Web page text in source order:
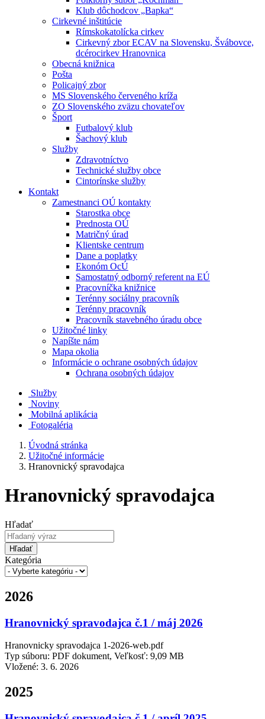
Klub dôchodcov „Bapka“
Cirkevné inštitúcie
Rímskokatolícka cirkev
Cirkevný zbor ECAV na Slovensku, Švábovce,
dcérocirkev Hranovnica
Obecná knižnica
Pošta
Policajný zbor
MS Slovenského červeného kríža
ZO Slovenského zväzu chovateľov
Šport
Futbalový klub
Šachový klub
Služby
Zdravotníctvo
Technické služby obce
Cintorínske služby
Kontakt
Zamestnanci OÚ kontakty
Starostka obce
Prednosta OÚ
Matričný úrad
Klientske centrum
Dane a poplatky
Ekonóm OcÚ
Samostatný odborný referent na EÚ
Pracovníčka knižnice
Terénny sociálny pracovník
Terénny pracovník
Pracovník stavebného úradu obce
Užitočné linky
Napíšte nám
Mapa okolia
Informácie o ochrane osobných údajov
Ochrana osobných údajov
Služby
Noviny
Mobilná aplikácia
Fotogaléria
Úvodná stránka
Užitočné informácie
Hranovnický spravodajca
Hranovnický spravodajca
Hľadať
Hľadať
Kategória
2026
Hranovnický spravodajca č.1 / máj 2026
Hranovnicky spravodajca 1-2026-web.pdf
Typ súboru: PDF dokument, Veľkosť: 9,09 MB
Vložené: 3. 6. 2026
2025